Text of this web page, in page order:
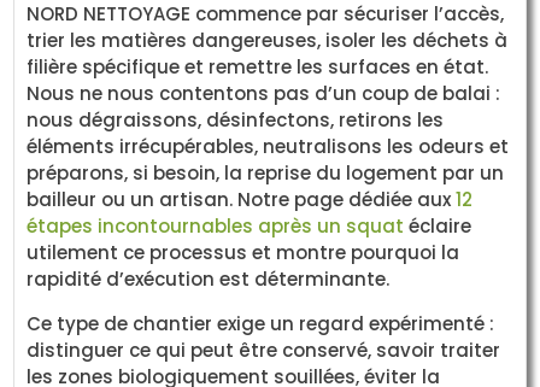
NORD NETTOYAGE commence par sécuriser l’accès,
trier les matières dangereuses, isoler les déchets à
filière spécifique et remettre les surfaces en état.
Nous ne nous contentons pas d’un coup de balai :
nous dégraissons, désinfectons, retirons les
éléments irrécupérables, neutralisons les odeurs et
préparons, si besoin, la reprise du logement par un
bailleur ou un artisan. Notre page dédiée aux12
étapes incontournables après un squat éclaire
utilement ce processus et montre pourquoi la
rapidité d’exécution est déterminante.
Ce type de chantier exige un regard expérimenté :
distinguer ce qui peut être conservé, savoir traiter
les zones biologiquement souillées, éviter la